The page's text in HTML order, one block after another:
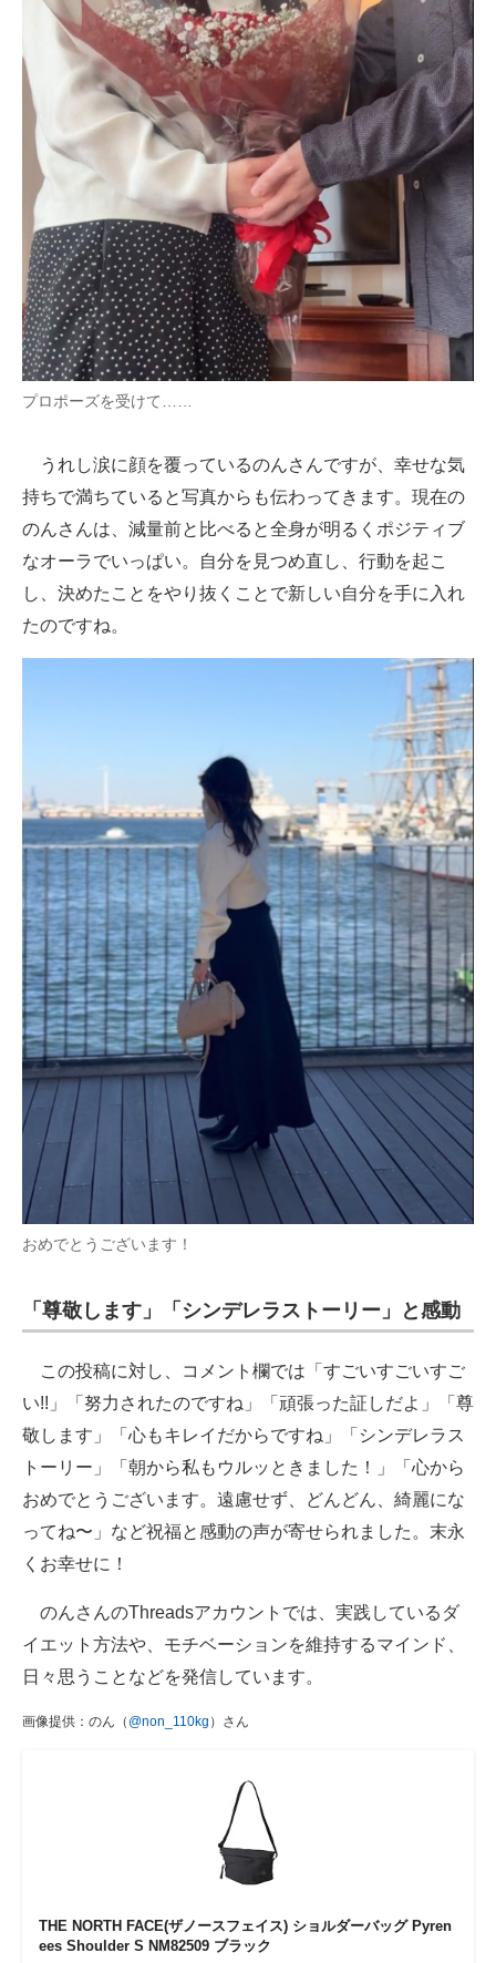
プロポーズを受けて……
うれし涙に顔を覆っているのんさんですが、幸せな気
持ちで満ちていると写真からも伝わってきます。現在の
のんさんは、減量前と比べると全身が明るくポジティブ
なオーラでいっぱい。自分を見つめ直し、行動を起こ
し、決めたことをやり抜くことで新しい自分を手に入れ
たのですね。
おめでとうございます！
「尊敬します」「シンデレラストーリー」と感動
この投稿に対し、コメント欄では「すごいすごいすご
い!!」「努力されたのですね」「頑張った証しだよ」「尊
敬します」「心もキレイだからですね」「シンデレラス
トーリー」「朝から私もウルッときました！」「心から
おめでとうございます。遠慮せず、どんどん、綺麗にな
ってね〜」など祝福と感動の声が寄せられました。末永
くお幸せに！
のんさんのThreadsアカウントでは、実践しているダ
イエット方法や、モチベーションを維持するマインド、
日々思うことなどを発信しています。
画像提供：のん（ @non_110kg ）さん
THE NORTH FACE(ザノースフェイス) ショルダーバッグ Pyren
ees Shoulder S NM82509 ブラック